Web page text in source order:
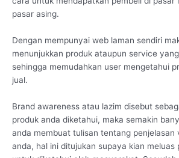
pasar asing.
Dengan mempunyai web laman sendiri
menunjukkan produk ataupun service
sehingga memudahkan user mengetahui
jual.
Brand awareness atau lazim disebut
produk anda diketahui, maka semakin
anda membuat tulisan tentang penjelasan
anda, hal ini ditujukan supaya kian meluas